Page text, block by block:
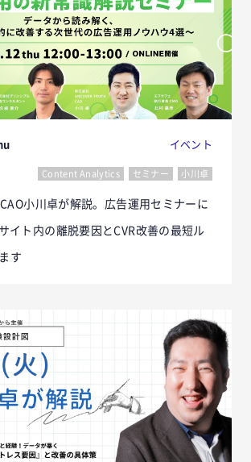
イベント
Content Analytics セミナー 小川卓
小川卓が解説。広告運用セミナーに
イト内の離脱要因とCVR改善の最短ル
す